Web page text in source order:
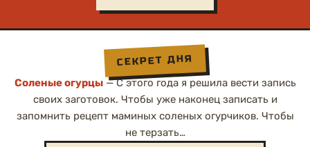
СЕКРЕТ ДНЯ
Соленые огурцы— С этого года я решила вести запись
своих заготовок. Чтобы уже наконец записать и
запомнить рецепт маминых соленых огурчиков. Чтобы
не терзать…